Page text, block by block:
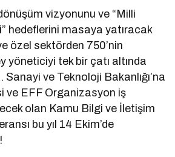
vizyonunu ve “Milli
hedeflerini masaya yatıracak
özel sektörden 750’nin
yöneticiyi tek bir çatı altında
Sanayi ve Teknoloji Bakanlığı’na
ve EFF Organizasyon iş
olan Kamu Bilgi ve İletişim
bu yıl 14 Ekim’de